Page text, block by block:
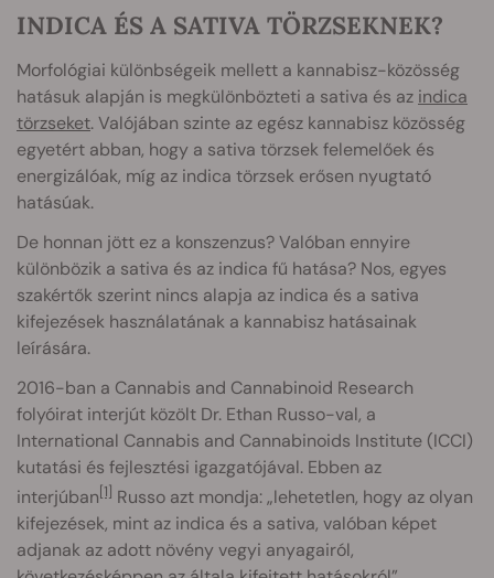
INDICA ÉS A SATIVA TÖRZSEKNEK?
Morfológiai különbségeik mellett a kannabisz-közösség
hatásuk alapján is megkülönbözteti a sativa és az indica
törzseket. Valójában szinte az egész kannabisz közösség
egyetért abban, hogy a sativa törzsek felemelőek és
energizálóak, míg az indica törzsek erősen nyugtató
hatásúak.
De honnan jött ez a konszenzus? Valóban ennyire
különbözik a sativa és az indica fű hatása? Nos, egyes
szakértők szerint nincs alapja az indica és a sativa
kifejezések használatának a kannabisz hatásainak
leírására.
2016-ban a Cannabis and Cannabinoid Research
folyóirat interjút közölt Dr. Ethan Russo-val, a
International Cannabis and Cannabinoids Institute (ICCI)
kutatási és fejlesztési igazgatójával. Ebben az
interjúban[1] Russo azt mondja: „lehetetlen, hogy az olyan
kifejezések, mint az indica és a sativa, valóban képet
adjanak az adott növény vegyi anyagairól,